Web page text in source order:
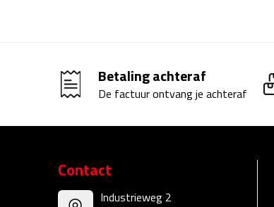
Betaling achteraf
De factuur ontvang je achteraf
Contact
Industrieweg 2